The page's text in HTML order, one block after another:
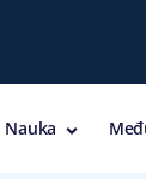
Nauka